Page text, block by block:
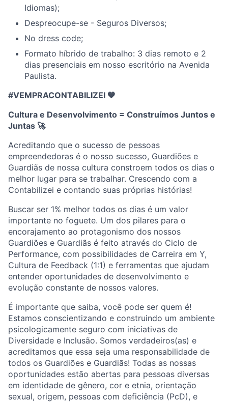
Idiomas);
Despreocupe-se - Seguros Diversos;
No dress code;
Formato híbrido de trabalho: 3 dias remoto e 2
dias presenciais em nosso escritório na Avenida
Paulista.
#VEMPRACONTABILIZEI 💙
Cultura e Desenvolvimento = Construímos Juntos e
Juntas 🚀
Acreditando que o sucesso de pessoas
empreendedoras é o nosso sucesso, Guardiões e
Guardiãs de nossa cultura constroem todos os dias o
melhor lugar para se trabalhar. Crescendo com a
Contabilizei e contando suas próprias histórias!
Buscar ser 1% melhor todos os dias é um valor
importante no foguete. Um dos pilares para o
encorajamento ao protagonismo dos nossos
Guardiões e Guardiãs é feito através do Ciclo de
Performance, com possibilidades de Carreira em Y,
Cultura de Feedback (1:1) e ferramentas que ajudam
entender oportunidades de desenvolvimento e
evolução constante de nossos valores.
É importante que saiba, você pode ser quem é!
Estamos conscientizando e construindo um ambiente
psicologicamente seguro com iniciativas de
Diversidade e Inclusão. Somos verdadeiros(as) e
acreditamos que essa seja uma responsabilidade de
todos os Guardiões e Guardiãs! Todas as nossas
oportunidades estão abertas para pessoas diversas
em identidade de gênero, cor e etnia, orientação
sexual, origem, pessoas com deficiência (PcD), e